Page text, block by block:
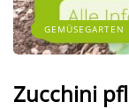
GEMÜSEGARTEN
Zucchini